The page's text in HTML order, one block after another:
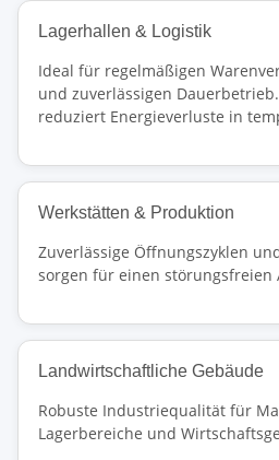
Lagerhallen & Logistik
Ideal für regelmäßigen
und zuverlässigen
reduziert Energieverluste in
Werkstätten & Produktion
Zuverlässige Öffnungszyklen
sorgen für einen störungsfreien
Landwirtschaftliche Gebäude
Robuste Industriequalität für
Lagerbereiche und